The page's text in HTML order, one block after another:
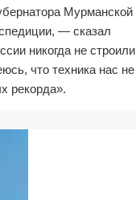
Мурманской
— сказал
никогда не строили
что техника нас не
рекорда».